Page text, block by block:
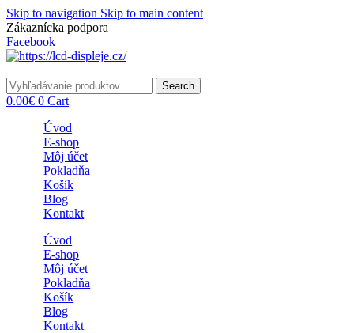
Skip to navigation Skip to main content
Zákaznícka podpora
Facebook
Search
0.00€ 0 Cart
Úvod
E-shop
Môj účet
Pokladňa
Košík
Blog
Kontakt
Úvod
E-shop
Môj účet
Pokladňa
Košík
Blog
Kontakt